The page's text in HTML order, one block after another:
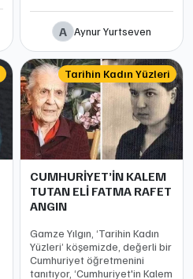
A Aynur Yurtseven
Tarihin Kadın Yüzleri
CUMHURİYET’İN KALEM
TUTAN ELİ FATMA RAFET
ANGIN
Gamze Yılgın, ‘Tarihin Kadın
Yüzleri’ köşemizde, değerli bir
Cumhuriyet öğretmenini
tanıtıyor, ‘Cumhuriyet'in Kalem